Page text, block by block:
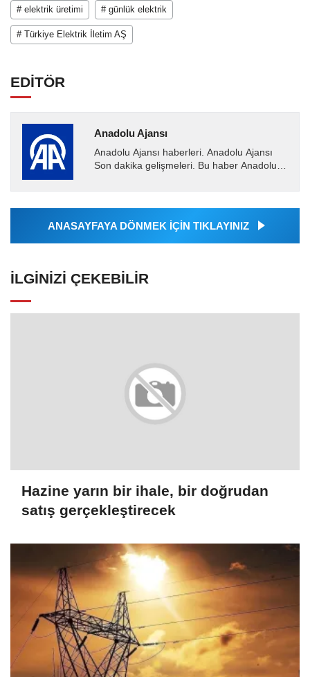
# elektrik üretimi # günlük elektrik
# Türkiye Elektrik İletim AŞ
EDİTÖR
Anadolu Ajansı
Anadolu Ajansı haberleri. Anadolu Ajansı
Son dakika gelişmeleri. Bu haber Anadolu
Ajansı tarafından...
ANASAYFAYA DÖNMEK İÇİN TIKLAYINIZ
İLGINIZI ÇEKEBILIR
Hazine yarın bir ihale, bir doğrudan
satış gerçekleştirecek